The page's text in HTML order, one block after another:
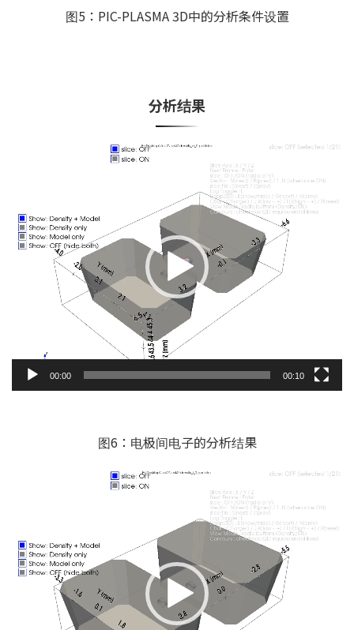
图5：PIC-PLASMA 3D中的分析条件设置
分析结果
放
器
00:00 00:10
图6：电极间电子的分析结果
放
器